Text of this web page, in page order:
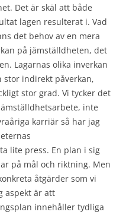
Det är skäl att både
lagen resulterat i. Vad
det behov av en mera
på jämställdheten, det
Lagarnas olika inverkan
stor indirekt påverkan,
stor grad. Vi tycker det
inte
karriär så har jag
lite press. En plan i sig
på mål och riktning. Men
åtgärder som vi
aspekt är att
innehåller tydliga